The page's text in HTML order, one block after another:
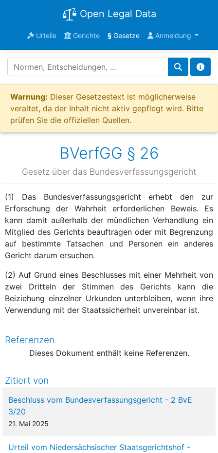
Open Legal Data
Urteile Gerichte §Gesetze Anmeldung
Warnung: Dieser Gesetzestext ist möglicherweise
veraltet, da der Inhalt nicht aktiv gepflegt wird. Bitte
prüfen Sie die offiziellen Quellen.
BVerfGG § 26
Gesetz über das Bundesverfassungsgericht
(1) Das Bundesverfassungsgericht erhebt den zur
Erforschung der Wahrheit erforderlichen Beweis. Es
kann damit außerhalb der mündlichen Verhandlung ein
Mitglied des Gerichts beauftragen oder mit Begrenzung
auf bestimmte Tatsachen und Personen ein anderes
Gericht darum ersuchen.
(2) Auf Grund eines Beschlusses mit einer Mehrheit von
zwei Dritteln der Stimmen des Gerichts kann die
Beiziehung einzelner Urkunden unterbleiben, wenn ihre
Verwendung mit der Staatssicherheit unvereinbar ist.
Referenzen
Dieses Dokument enthält keine Referenzen.
Zitiert von
Beschluss vom Bundesverfassungsgericht - 2 BvE
3/20
21. Mai 2025
Urteil vom Niedersächsischer Staatsgerichtshof -